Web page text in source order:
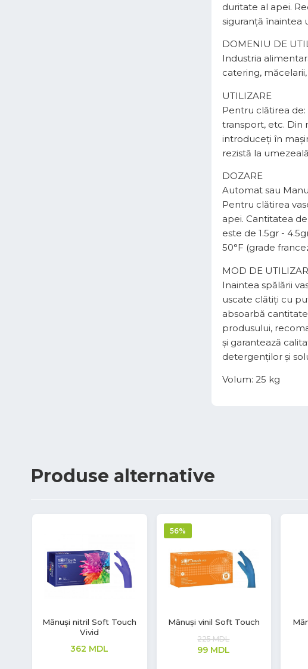
duritate al apei.
siguranţă înaintea
DOMENIU DE
Industria
catering,
UTILIZARE
Pentru clătirea
transport, etc. Din
introduceți în
rezistă la
DOZARE
Automat sau
Pentru clătirea
apei. Cantitatea
este de 1.5gr -
50°F (grade
MOD DE
Inaintea spălării
uscate clătiți cu
absoarbă
produsului,
și garantează
detergenţilor şi
Volum: 25 kg
Produse alternative
Mănuși nitril Safe Light
Servetele ZZ, H3, Albe,
Tork